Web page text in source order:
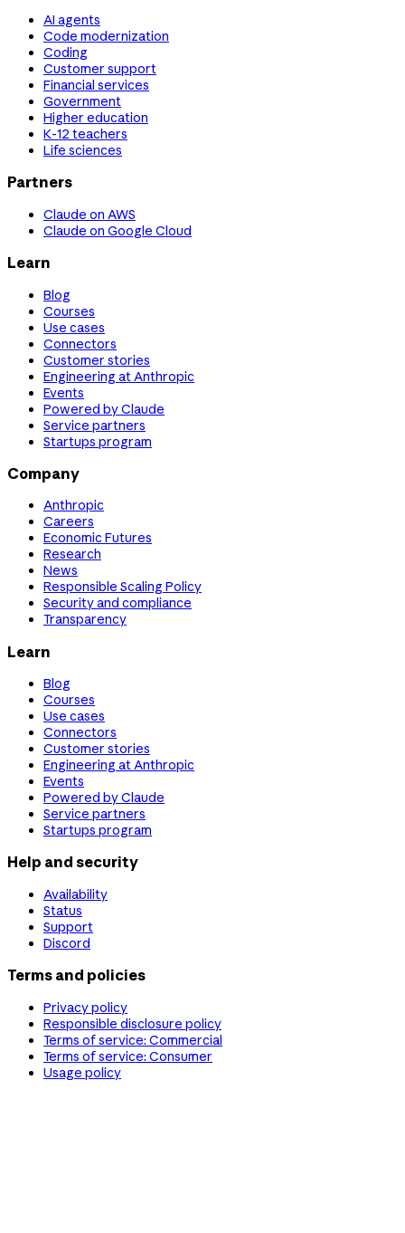
AI agents
Code modernization
Coding
Customer support
Financial services
Government
Higher education
K-12 teachers
Life sciences
Partners
Claude on AWS
Claude on Google Cloud
Learn
Blog
Courses
Use cases
Connectors
Customer stories
Engineering at Anthropic
Events
Powered by Claude
Service partners
Startups program
Company
Anthropic
Careers
Economic Futures
Research
News
Responsible Scaling Policy
Security and compliance
Transparency
Learn
Blog
Courses
Use cases
Connectors
Customer stories
Engineering at Anthropic
Events
Powered by Claude
Service partners
Startups program
Help and security
Availability
Status
Support
Discord
Terms and policies
Privacy policy
Responsible disclosure policy
Terms of service: Commercial
Terms of service: Consumer
Usage policy